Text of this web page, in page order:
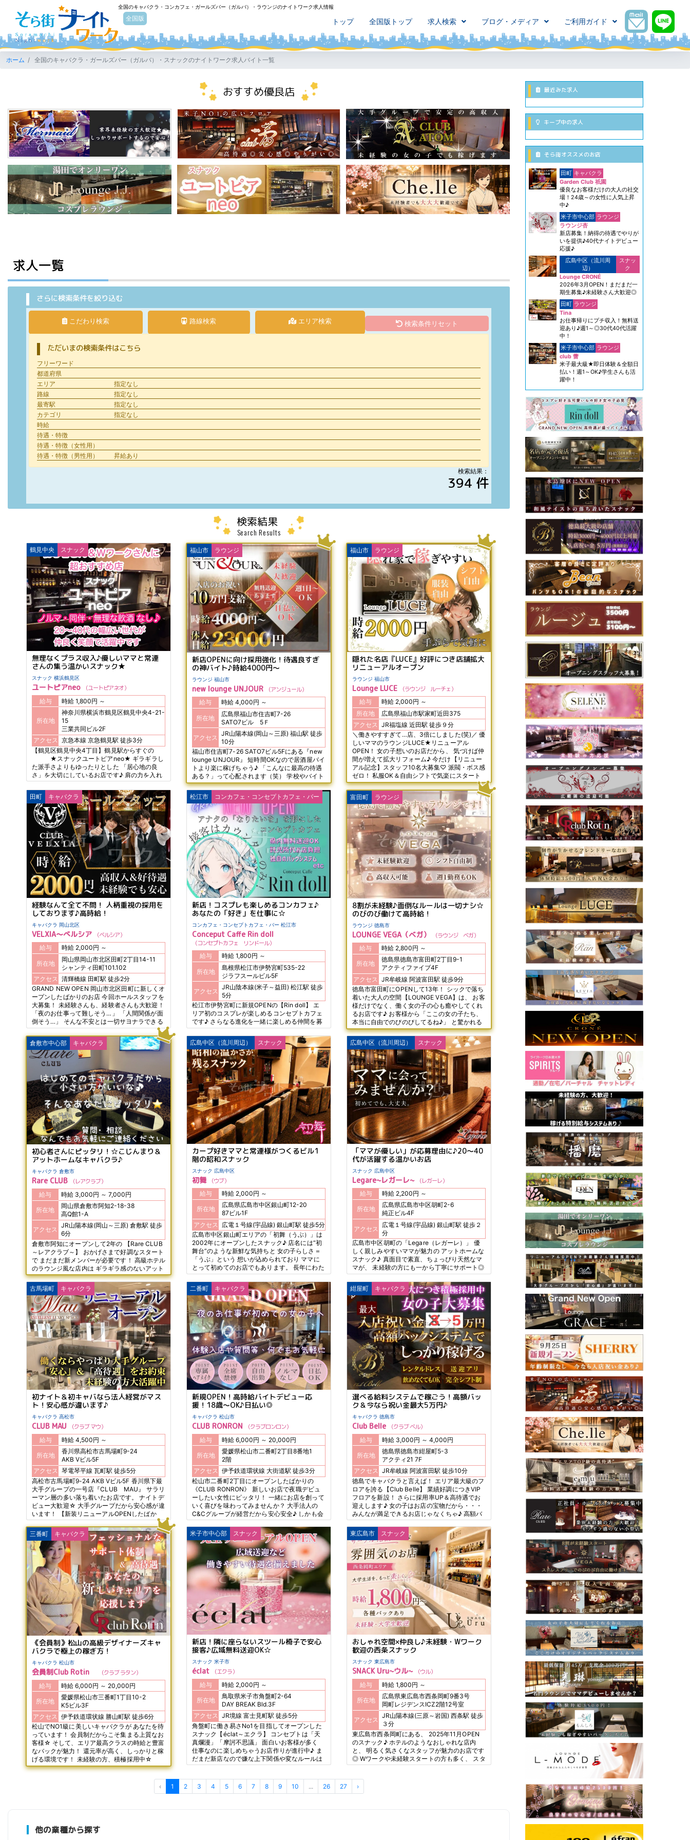
そら街ナイトワーク
全国のキャバクラ・コンカフェ・ガールズバー（ガルバ）・ラウンジのナイトワーク求人情報
全国版 トップ 全国版トップ 求人検索 ブログ・メディア ご利用ガイド
ホーム 全国のキャバクラ・ガールズバー（ガルバ）・スナックのナイトワーク求人バイト一覧
おすすめ優良店
求人一覧
さらに検索条件を絞り込む
こだわり検索 路線検索 エリア検索 検索条件リセット
ただいまの検索条件はこちら
フリーワード
都道府県
エリア
指定なし
路線
指定なし
最寄駅
指定なし
カテゴリ
指定なし
時給
待遇・特徴
待遇・特徴（女性用）
待遇・特徴（男性用）
昇給あり
検索結果：
394 件
検索結果
Search Results
鶴見中央 スナック
無理なくプラス収入♪優しいママと常連
さんの集う温かいスナック★
スナック 横浜鶴見区
ユートピアneo ユートピアネオ
給与 時給 1,800円 ～
所在地
神奈川県横浜市鶴見区鶴見中央4-21-
15
三業共同ビル2F
アクセス
京急本線 京急鶴見駅 徒歩3分
【鶴見区鶴見中央4丁目】鶴見駅からすぐの
★スナックユートピアneo★ ギラギラし
た派手さよりもゆったりとした 「居心地の良
さ」を大切にしているお店です♪ 肩の力を入れ
過ぎない落ち着いた接客ができます☆ 「夜のお
仕事には興味があるけど、お酒が苦手…」 「次
の日の仕事や学校にあまり響かせたくない…」
「ガツガツ稼ぐ」よりも、「無理なく長く続け
たい」 【酔わずにできるナイトワーク】だから
こそ 本業や学校・家庭などを中心にアルバイト
をしたい方 夜職デビューを考えている方にぴっ
たりのお店です♪
福山市 ラウンジ
新店OPENに向け採用強化！待遇良すぎ
の神バイト♪時給4000円～
ラウンジ 福山市
new lounge UNJOUR アンジュール
給与 時給 4,000円 ～
所在地
広島県福山市住吉町7-26
SATO7ビル 5Ｆ
アクセス
JR山陽本線(岡山～三原) 福山駅 徒歩
10分
福山市住吉町7-26 SATO7ビル5Fにある『new
lounge UNJOUR』 短時間OKなので居酒屋バイ
トより楽に稼げちゃう♪ 「こんなに最高の待遇
ある？」って心配されます（笑） 学校やバイト
終わりにサラッと寄って1.2時間だけ働いても
OK! 今ならなんと入店祝い金10万円支給☆ エリ
アTOPクラスのお給料＆待遇でお待ちしていま
す!!
福山市 ラウンジ
隠れた名店『LUCE』好評につき店舗拡大
リニューアルオープン
ラウンジ 福山市
Lounge LUCE ラウンジ ルーチェ
給与
時給 2,000円 ～
所在地
広島県福山市駅家町近田375
アクセス
JR福塩線 近田駅 徒歩９分
＼働きやすすぎて…店、3倍にしました(笑)／ 優
しいママのラウンジLUCE★リニューアル
OPEN！ 女の子想いのお店だから、 気づけば仲
間が増えて拡大リフォーム♪ 今だけ【リニュー
アル記念】スタッフ10名大募集♡ 派閥・ボス感
ゼロ！ 私服OK＆自由シフトで気楽にスタート
◎ まずは見学だけでも大歓迎★
田町
キャバクラ
経験なんて全て不問！ 人柄重視の採用を
しております♪高時給！
キャバクラ 岡山北区
VELXIA～べルシア ベルシア
給与 時給 2,000円 ～
所在地
岡山県岡山市北区田町2丁目14-11
シャンティ田町101.102
アクセス
清輝橋線 田町駅 徒歩2分
GRAND NEW OPEN 岡山市北区田町に新しくオ
ープンしたばかりのお店 今回ホールスタッフを
大募集！ 未経験さんも、経験者さんも大歓迎！
「夜のお仕事って難しそう…」 「人間関係が面
倒そう…」 そんな不安とは一切サヨナラできる
環境です！
松江市 コンカフェ・コンセプトカフェ・バー
新店！コスプレも楽しめるコンカフェ♪
あなたの「好き」を仕事に☆
コンカフェ・コンセプトカフェ・バー 松江市
Conceput Caffe Rin doll
コンセプトカフェ リンドール
給与 時給 1,800円 ～
所在地
島根県松江市伊勢宮町535-22
ジラフスールビル5F
アクセス
JR山陰本線(米子～益田) 松江駅 徒歩
5分
松江市伊勢宮町に新規OPENの【Rin doll】 エ
リア初のコスプレが楽しめるコンセプトカフェ
です♪ さらなる進化を一緒に楽しめる仲間を募
集！ / まだまだ新店だから、あなたの意見が直
接お店作りに反映されます！ 接客はカウンター
内のみで、隣に座る接客が無いので バイトデビ
ューにもおススメの安心環境ですよ♪
富田町 ラウンジ
8割が未経験♪面倒なルールは一切ナシ☆
のびのび働けて高時給！
ラウンジ 徳島市
LOUNGE VEGA（ベガ） ラウンジ ベガ
給与 時給 2,800円 ～
所在地
徳島県徳島市富田町2丁目9-1
アクティファイブ4F
アクセス
JR牟岐線 阿波富田駅 徒歩9分
徳島市富田町にOPENして13年！ シックで落ち
着いた大人の空間【LOUNGE VEGA】は、 お客
様だけでなく、働く女の子の心も癒やしてくれ
るお店です♪ お客様から「ここの女の子たち、
本当に自由でのびのびしてるね♪」 と驚かれる
くらい、当店はとにかくストレスフリー！ 細か
いことは気にしない、とっても大らかなママ
と、 穏やかで紳士的なお客様ばかりなので、 無
理して背伸びする必要はありません。 「自分ら
しさ」を大切にしながら、 私たちと一緒に自分
のペースで楽しく働きませんか？
倉敷市中心部 キャバクラ
初心者さんにピッタリ！☆こじんまり＆
アットホームなキャバクラ♪
キャバクラ 倉敷市
Rare CLUB レアクラブ
給与 時給 3,000円 ～ 7,000円
所在地
岡山県倉敷市阿知2-18-38
高Q館1-A
アクセス
JR山陽本線(岡山～三原) 倉敷駅 徒歩
6分
倉敷市阿知にオープンして2年の 【Rare CLUB
～レアクラブ～】 おかげさまで好調なスタート
で まだまだ新メンバーが必要です！ 高級ホテル
のラウンジ風な店内は ギラギラ感のないアット
ホームな雰囲気で いい意味でキャバクラ感があ
りません！ ナイトデビューにも超おすすめです
よ☆
広島中区（流川周辺） スナック
カープ好きママと常連様がつくるビル1
階の昭和スナック
スナック 広島中区
初舞 ウブ
給与 時給 2,000円 ～
所在地
広島県広島市中区銀山町12-20
87ビル1F
アクセス
広電１号線(宇品線) 銀山町駅 徒歩5分
広島市中区銀山町エリアの「初舞（うぶ）」は
2002年にオープンしたスナック♪ 店名には“初
舞台”のような新鮮な気持ちと 女の子らしさ＝
「うぶ」という 想いが込められており ママに
とって初めてのお店でもあります。 長年にわた
り常連様を中心に愛され続けており 落ち着いた
雰囲気の中で 自分らしく働ける環境が魅力です
◎
広島中区（流川周辺） スナック
「ママが優しい」が応募理由に♪20～40
代が活躍する温かいお店
スナック 広島中区
Legare~レガーレ~ レガーレ
給与 時給 2,200円 ～
所在地
広島県広島市中区胡町2-6
純正ビル4F
アクセス
広電１号線(宇品線) 銀山町駅 徒歩２
分
広島市中区胡町の「Legare（レガーレ）」 優
しく親しみやすいママが魅力の アットホームな
スナック♪ 真面目で素直、ちょっぴり天然なマ
マが、 未経験の方にも一から丁寧にサポート◎
仕事のことはもちろん、 プライベートの相談も
しやすく、 困ったときに頼れる存在です★ 週
ごとの自由シフト制で、 本業・学校・家庭との
両立も安心♪ Wワークやブランクのある方も、
自分のペースで無理なく続けられます◎ 「どん
なお店で働くか」だけでなく、 「誰と働くか」
も大切にしたい方に ピッタリのお店です♪ 一度
Legareのママに会いに来てほしいです★
古馬場町 キャバクラ
初ナイト＆初キャバなら法人経営がマス
ト！安心感が違います♪
キャバクラ 高松市
CLUB MAU クラブ マウ
給与 時給 4,500円 ～
所在地
香川県高松市古馬場町9-24
AKB Vビル5F
アクセス
琴電琴平線 瓦町駅 徒歩5分
高松市古馬場町9-24 AKB Vビル5F 香川県下最
大手グループの一号店『CLUB MAU』 サラリ
ーマン層の多い落ち着いたお店です。 ナイトデ
ビュー大歓迎☆ 大手グループだから安心感が違
います！ 【新装リニューアルOPENしたばか
り】 しっかりと納税し許可に基づいた安心安全
経営！ 報酬支払いの約束事は必ず守ります！
未経験さん、学生さん、OLさんも、空き時間を
活用して自由にノビノビ活躍中♪ 短期でお試し
希望もOK☆日払い◎
二番町 キャバクラ
新規OPEN！高時給バイトデビュー応
援！18歳～OK♪日払い◎
キャバクラ 松山市
CLUB RONRON クラブロンロン
給与 時給 6,000円 ～ 20,000円
所在地
愛媛県松山市二番町2丁目8番地1
2階
アクセス
伊予鉄道環状線 大街道駅 徒歩3分
松山市二番町2丁目にオープンしたばかりの
《CLUB RONRON》 新しいお店で夜職デビュ
ーしたい女性にピッタリ！ 一緒にお店を創って
いく喜びを味わってみませんか？ 大手法人の
C&Cグループが経営だから安心安全♪ しかも会
員制で客層が良いことがおススメPOINT！ から
だに優しい全席禁煙店なので 18歳19歳の方も活
躍できますよ♪
紺屋町 キャバクラ
選べる給料システムで稼ごう！高額バッ
ク＆今なら祝い金最大5万円♪
キャバクラ 徳島市
Club Belle クラブ ベル
給与 時給 3,000円 ～ 4,000円
所在地
徳島県徳島市紺屋町5-3
アクティ21 7F
アクセス
JR牟岐線 阿波富田駅 徒歩10分
徳島でキャバクラと言えば！ エリア最大級のフ
ロアを誇る【Club Belle】 業績好調につきVIP
フロアを新設！ さらに採用率UP＆高待遇でお
迎えします♪ 女の子はお店の宝物だから・・・
みんなが満足できるお店じゃなくちゃ♪ 高額バ
ックシステムに加え 昨年より大幅UPの入店祝
い金 3万円→最大5万円！ 期間限定なのでお早
めに！！ 今こそナイトワークデビューの大チャ
ンスですよ♪
三番町 キャバクラ
《会員制》松山の高級デザイナーズキャ
バクラで極上の稼ぎ方！
キャバクラ 松山市
会員制Club Rotin クラブ ラタン
給与 時給 6,000円 ～ 20,000円
所在地
愛媛県松山市三番町1丁目10-2
K5ビル3F
アクセス
伊予鉄道環状線 勝山町駅 徒歩6分
松山でNO1級に美しいキャバクラが あなたを待
っています！ 会員制だからこそ集まる上質なお
客様☆ そして、エリア最高クラスの時給と豊富
なバックが魅力！ 還元率が高く、しっかりと稼
げる環境です！ 未経験の方、積極採用中☆
米子市中心部 スナック
新店！隣に座らないスツール椅子で安心
接客♪広域無料送迎OK☆
スナック 米子市
éclat エクラ
給与 時給 2,000円 ～
所在地
鳥取県米子市角盤町2-64
DAY BREAK Bld.3F
アクセス
JR境線 富士見町駅 徒歩5分
角盤町に働き易さNo1を目指してオープンした
スナック【éclat～エクラ】 コンセプトは「天
真爛漫」「摩訶不思議」 面白いお客様が多く
仕事なのに楽しめちゃうお店作りが進行中♪ ま
だまだ新店なので嫌な上下関係や変なルールは
なく、 ストレスフリーでお仕事出来るのは今だ
~40代まで幅広く活躍出来ますよ♪
東広島市 スナック
おしゃれ空間×仲良し♪未経験・Wワーク
歓迎の西条スナック
スナック 東広島市
SNACK Uru~ウル~ ウル
給与 時給 1,800円 ～
所在地
広島県東広島市西条岡町9番3号
岡町レジデンスICZ2階12号室
アクセス
JR山陽本線(三原～岩国) 西条駅 徒歩
３分
東広島市西条岡町にある、 2025年11月OPEN
のスナック♪ ホテルのようなおしゃれな店内
と、 明るく気さくなスタッフが魅力のお店です
◎ Wワークや未経験スタートの方も多く、 スタ
ッフ同士で旅行に行くほど仲の良い、 サークル
‹
1 2 3 4 5 6 7 8 9 10 ... 26 27 ›
他の業種から探す
最近みた求人
キープ中の求人
そら街オススメのお店
田町 キャバクラ
Garden Club 祇園
優良なお客様だけの大人の社交
場！24歳～の女性に人気上昇
中♪
米子市中心部 ラウンジ
ラウンジ杏
新店募集！納得の待遇でやりが
いを提供♪40代ナイトデビュー
応援♪
広島中区（流川周
辺）
スナッ
ク
Lounge CRONÉ
2026年3月OPEN！まだまだ一
期生募集♪未経験さん大歓迎◎
田町 ラウンジ
Tina
お仕事帰りにプチ収入！無料送
迎あり♪週1～◎30代40代活躍
中！
米子市中心部 ラウンジ
club 蕾
米子最大級★即日体験＆全額日
払い！週1～OK♪学生さんも活
躍中！